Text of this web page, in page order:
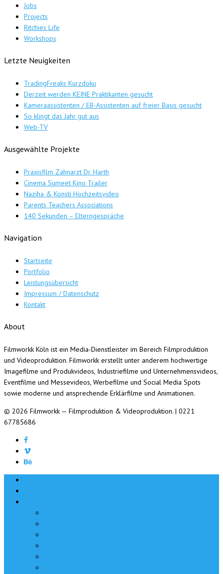
Jobs
Projects
Ritchies Life
Workshops
Letzte Neuigkeiten
TradingFreaks Kurzdoku
Derzeit werden KEINE Praktikanten gesucht
Kameraassistenten / EB-Assistenten auf freier Basis gesucht
So klingt das Jahr gut aus
Web-TV
Ausgewählte Projekte
Praxisfilm Zahnarzt Dr. Harth
Cinema Sumeet Kino Trailer
Naziha & Konsti Hochzeitsvideo
Parents Teachers Associations
140 Sekunden – Elterngespräche
Navigation
Startseite
Portfolio
Leistungsübersicht
Impressum / Datenschutz
Kontakt
About
Filmworkk Köln ist ein Media-Dienstleister im Bereich Filmproduktion
und Videoproduktion. Filmworkk erstellt unter anderem hochwertige
Imagefilme und Produkvideos, Industriefilme und Unternehmensvideos,
Eventfilme und Messevideos, Werbefilme und Social Media Spots
sowie moderne und ansprechende Erklärfilme und Animationen.
© 2026 Filmworkk — Filmproduktion & Videoproduktion. | 0221
67785686